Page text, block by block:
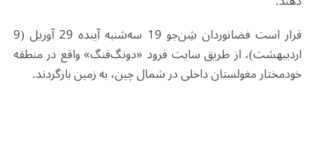
قرار است فضانوردان شِن‌جو 19 سه‌شنبه آینده 29 آوریل (9
اردیبهشت)، از طریق سایت فرود «دونگ‌فنگ» واقع در منطقه
خودمختار مغولستان داخلی در شمال چین، به زمین بازگردند.